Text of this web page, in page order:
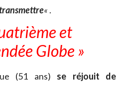
« .
et
Globe »
(51 ans) se réjouit de